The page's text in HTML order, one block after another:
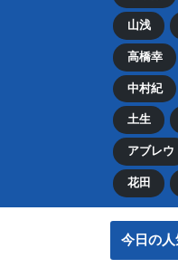
山浅
高橋幸
中村紀
土生
アブレウ
花田
今日の